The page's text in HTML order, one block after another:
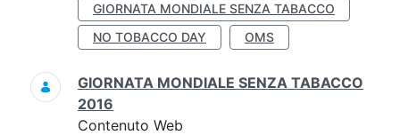
GIORNATA MONDIALE SENZA TABACCO
NO TOBACCO DAY
OMS
GIORNATA MONDIALE SENZA TABACCO
2016
Contenuto Web